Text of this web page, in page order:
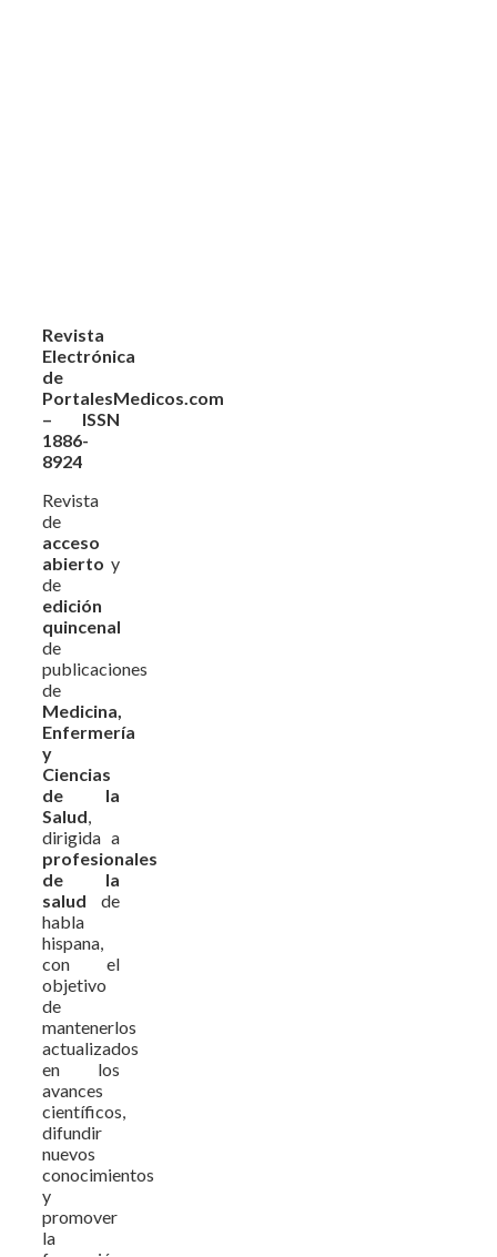
Revista
Electrónica
de
PortalesMedicos.com
– ISSN
1886-
8924
Revista
de
acceso
abierto y
de
edición
quincenal
de
publicaciones
de
Medicina,
Enfermería
y
Ciencias
de la
Salud
dirigida a
profesionales
de la
salud de
habla
hispana,
con el
objetivo
de
mantenerlos
actualizados
en los
avances
científicos,
difundir
nuevos
conocimientos
y
promover
la